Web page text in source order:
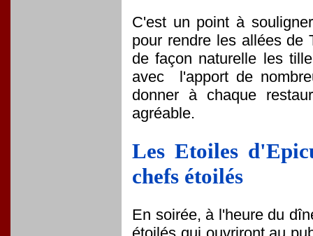
C'est un point à
pour rendre les allées de
de façon naturelle les
avec l'apport de
donner à chaque
agréable.
Les Etoiles
chefs étoilés
En soirée, à l'heure du